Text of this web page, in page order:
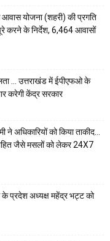
आवास योजना (शहरी) की प्रगति
करने के निर्देश, 6,464 आवासों
… उत्तराखंड में ईपीएफओ के
करेगी केंद्र सरकार
ने अधिकारियों को किया ताकीद…
जैसे मसलों को लेकर 24X7
के प्रदेश अध्यक्ष महेंद्र भट्ट को